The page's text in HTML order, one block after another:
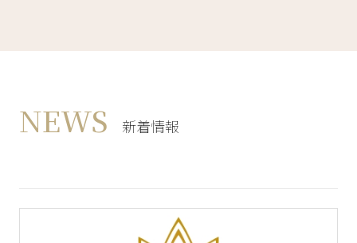
NEWS 新着情報